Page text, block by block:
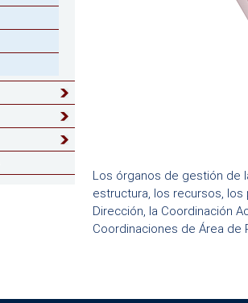
Los órganos de gestión de
estructura, los recursos,
Dirección, la Coordinación
Coordinaciones de Área de